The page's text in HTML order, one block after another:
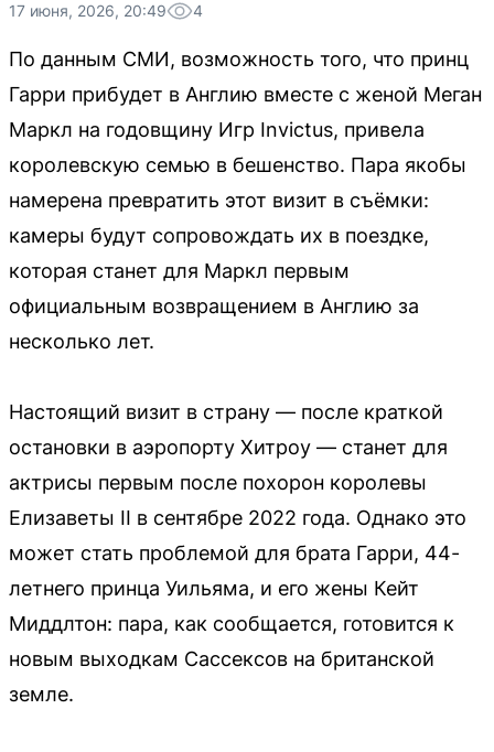
17 июня, 2026, 20:49 4
По данным СМИ, возможность того, что принц
Гарри прибудет в Англию вместе с женой Меган
Маркл на годовщину Игр Invictus, привела
королевскую семью в бешенство. Пара якобы
намерена превратить этот визит в съёмки:
камеры будут сопровождать их в поездке,
которая станет для Маркл первым
официальным возвращением в Англию за
несколько лет.
Настоящий визит в страну — после краткой
остановки в аэропорту Хитроу — станет для
актрисы первым после похорон королевы
Елизаветы II в сентябре 2022 года. Однако это
может стать проблемой для брата Гарри, 44-
летнего принца Уильяма, и его жены Кейт
Миддлтон: пара, как сообщается, готовится к
новым выходкам Сассексов на британской
земле.